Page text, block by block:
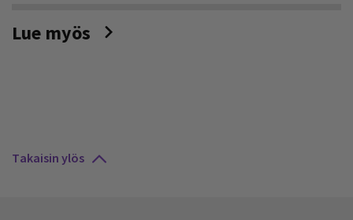
Lue myös
Takaisin ylös